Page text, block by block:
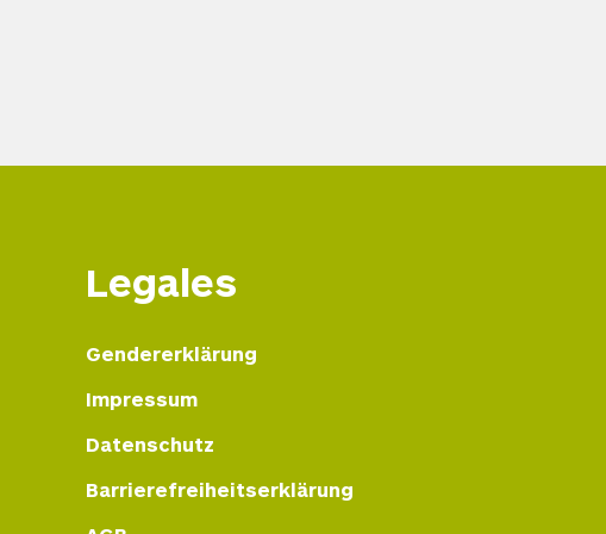
Legales
Gendererklärung
Impressum
Datenschutz
Barrierefreiheitserklärung